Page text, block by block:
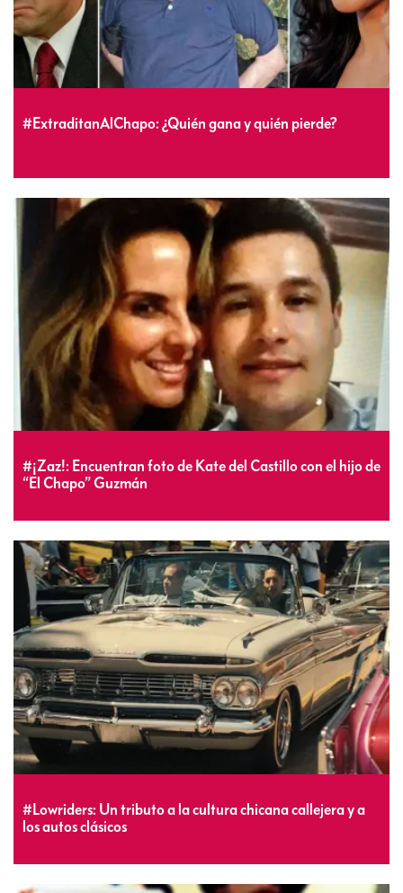
#ExtraditanAlChapo: ¿Quién gana y quién pierde?
#¡Zaz!: Encuentran foto de Kate del Castillo con el hijo de
“El Chapo” Guzmán
#Lowriders: Un tributo a la cultura chicana callejera y a
los autos clásicos